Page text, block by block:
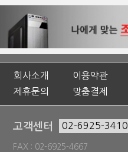
회사소개 이용약관
제휴문의
맞춤결제
고객센터 02-6925-3410
FAX : 02-6925-4667